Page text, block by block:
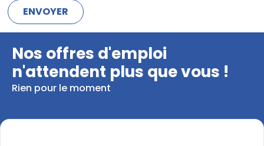
Nos offres d'emploi
n'attendent plus que vous !
Rien pour le moment